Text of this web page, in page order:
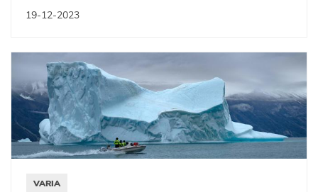
19-12-2023
VARIA